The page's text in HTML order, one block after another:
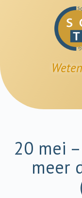
20 mei
meer